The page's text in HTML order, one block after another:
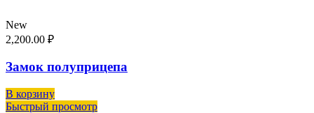
New
2,200.00 ₽
Замок полуприцепа
В корзину
Быстрый просмотр